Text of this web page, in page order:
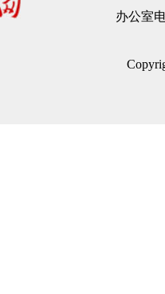
办公室